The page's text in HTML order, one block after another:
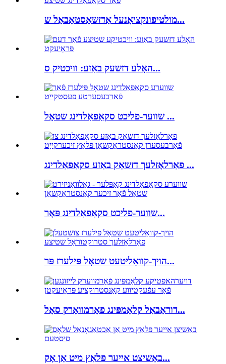
מולטיפונקציאָנעל אַדזשאַסטאַבאַל ש...
האָלע דזשעק באַזע: וויכטיק ס...
שווער-פליכט סקאַפאַלדינג שטאָל ...
פאַרלאָזלעך דזשאַק באַזע סקאַפאַלדינג ...
שווער-פליכט סקאַפאַלדינג פּאָר...
הויך-קוואַליטעט שטאָל פּילערז פּר...
דוראַבאַל קלאַמפּינג פאָרמוואָרק סאָל...
באַשיצט אייער פּלאַץ מיט אַן אָק...